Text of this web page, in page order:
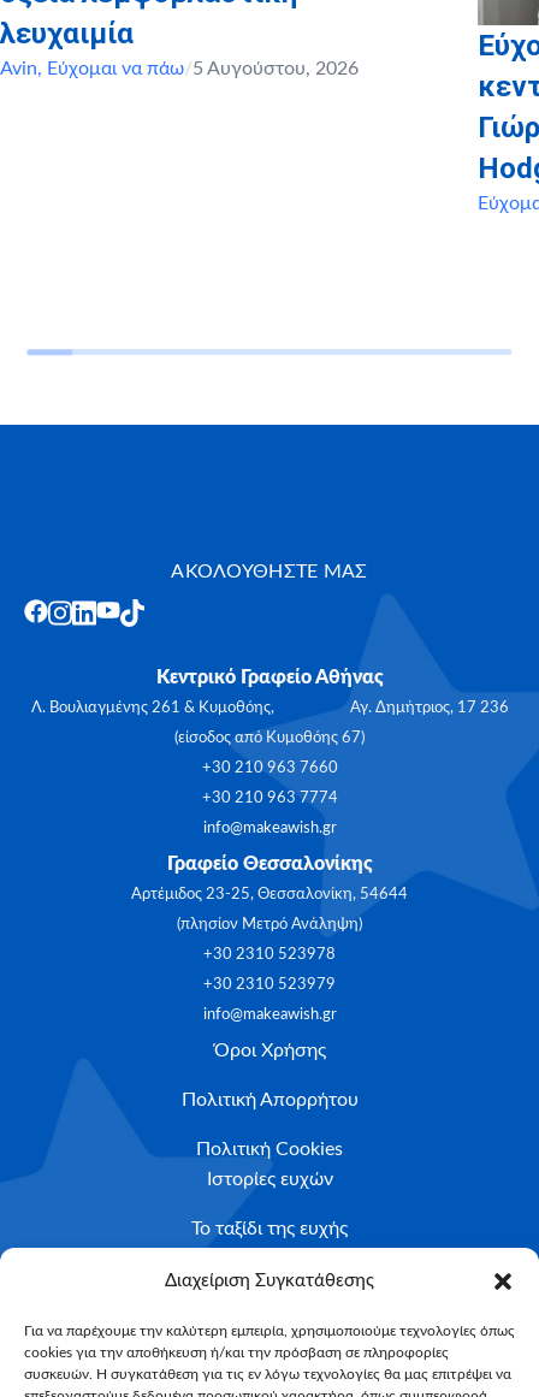
Διαχείριση Συγκατάθεσης
Για να παρέχουμε την καλύτερη εμπειρία, χρησιμοποιούμε τεχνολογίες όπως
cookies για την αποθήκευση ή/και την πρόσβαση σε πληροφορίες
συσκευών. Η συγκατάθεση για τις εν λόγω τεχνολογίες θα μας επιτρέψει να
λευχαιμία
Avin, Εύχομαι να πάω/5 Αυγούστου, 2026
ΑΚΟΛΟΥΘΗΣΤΕ ΜΑΣ
Κεντρικό Γραφείο Αθήνας
Λ. Βουλιαγμένης 261 & Κυμοθόης, Αγ. Δημήτριος, 17 236
(είσοδος από Κυμοθόης 67)
+30 210 963 7660
+30 210 963 7774
info@makeawish.gr
Γραφείο Θεσσαλονίκης
Αρτέμιδος 23-25, Θεσσαλονίκη, 54644
(πλησίον Μετρό Ανάληψη)
+30 2310 523978
+30 2310 523979
info@makeawish.gr
Όροι Χρήσης
Πολιτική Απορρήτου
Πολιτική Cookies
Ιστορίες ευχών
Το ταξίδι της ευχής
Κριτήρια Καταλληλότητας
Υποβολή Αιτήματος
NEWSLETTER
Email*